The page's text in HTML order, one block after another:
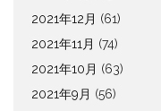
2021年12月 (61)
2021年11月 (74)
2021年10月 (63)
2021年9月 (56)